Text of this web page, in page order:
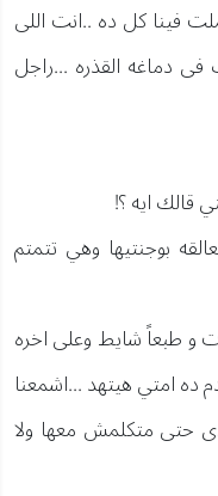
فينا كل ده ..انت اللى
دماغه القذره ...راجل
قالك ايه ؟!
بوجنتيها وهي تتمتم
و طبعاً شايط وعلى اخره
ده امتي هيتهد ...اشمعنا
حتى متكلمش معها ولا